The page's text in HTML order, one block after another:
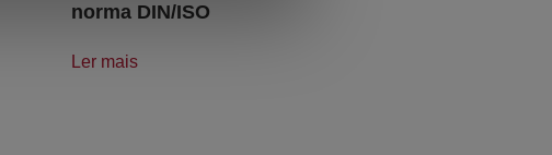
norma DIN/ISO
Ler mais